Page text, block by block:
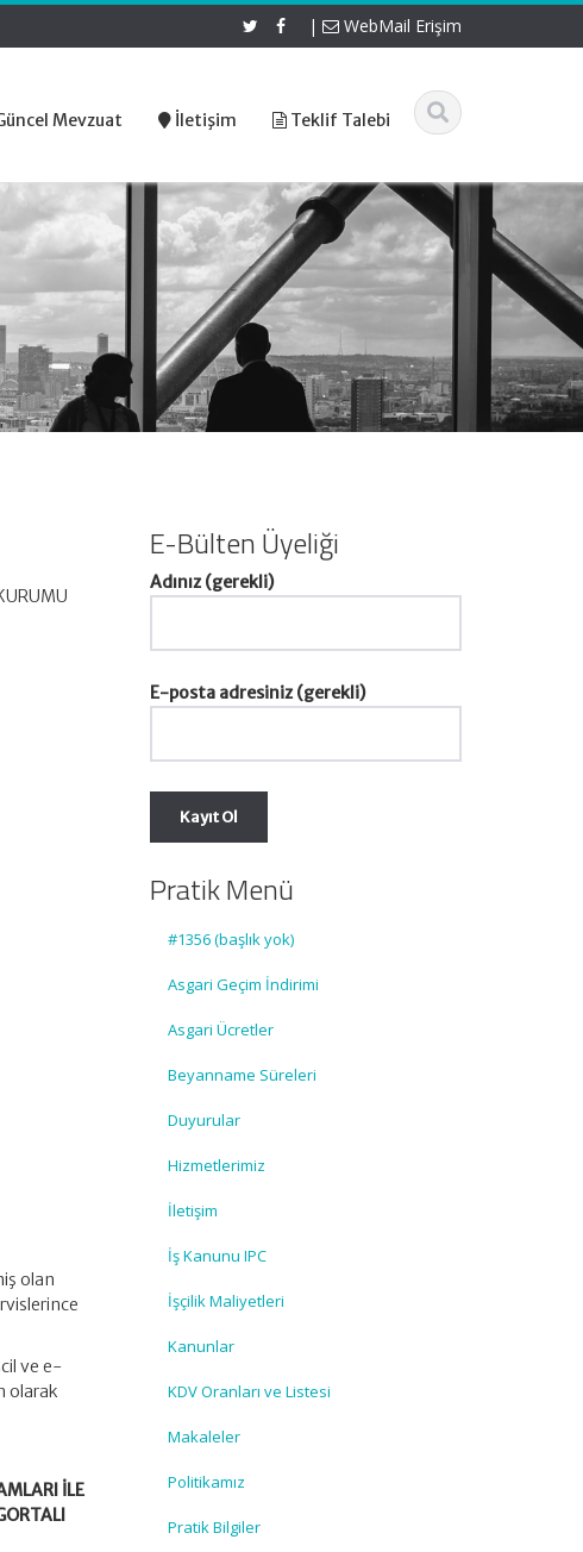
| WebMail Erişim
Mevzuat İletişim Teklif Talebi
olan
ve e-
olarak
İLE
E-Bülten Üyeliği
Adınız (gerekli)
E-posta adresiniz (gerekli)
Pratik Menü
#1356 (başlık yok)
Asgari Geçim İndirimi
Asgari Ücretler
Beyanname Süreleri
Duyurular
Hizmetlerimiz
İletişim
İş Kanunu IPC
İşçilik Maliyetleri
Kanunlar
KDV Oranları ve Listesi
Makaleler
Politikamız
Pratik Bilgiler